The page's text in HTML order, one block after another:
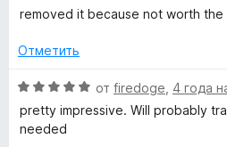
и
5
н
1
з
е
о
а
и
removed it because not worth the
Отметить
О
ц
е
от firedoge 4 года
pretty impressive. Will probably
needed